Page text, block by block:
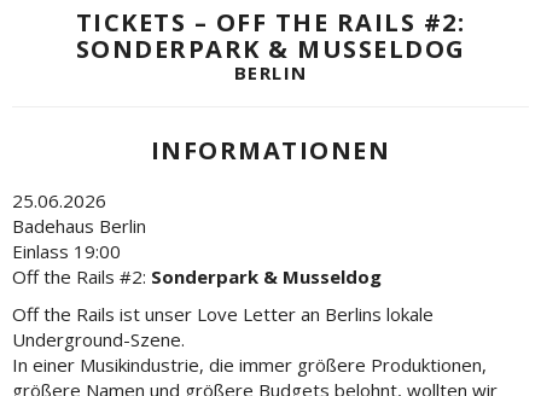
TICKETS – OFF THE RAILS #2:
SONDERPARK & MUSSELDOG
BERLIN
INFORMATIONEN
25.06.2026
Badehaus Berlin
Einlass 19:00
Off the Rails #2: Sonderpark & Musseldog
Off the Rails ist unser Love Letter an Berlins lokale
Underground-Szene.
In einer Musikindustrie, die immer größere Produktionen,
größere Namen und größere Budgets belohnt, wollten wir